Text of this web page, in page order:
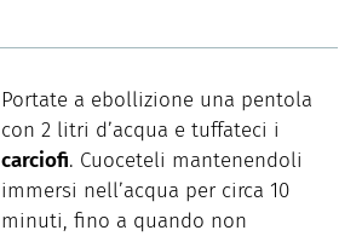
Portate a ebollizione una pentola
con 2 litri d’acqua e tuffateci i
carciofi. Cuoceteli mantenendoli
immersi nell’acqua per circa 10
minuti, fino a quando non